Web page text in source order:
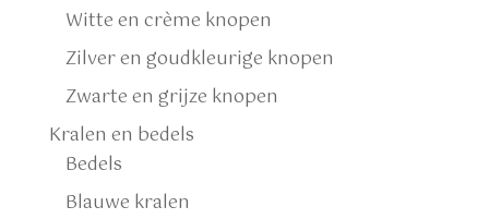
Witte en crème knopen
Zilver en goudkleurige knopen
Zwarte en grijze knopen
Kralen en bedels
Bedels
Blauwe kralen